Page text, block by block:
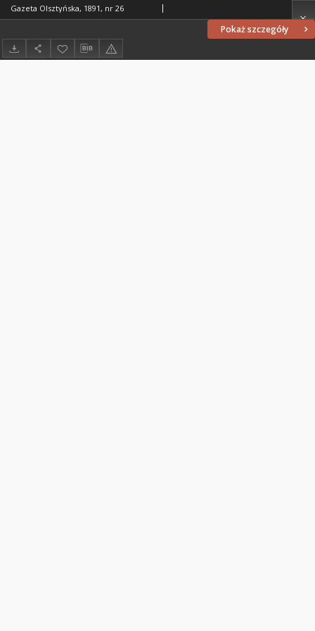
Pokaż szczegóły
Gazeta Olsztyńska, 1891, nr 26